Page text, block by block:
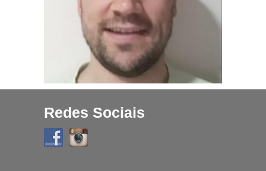
Redes Sociais